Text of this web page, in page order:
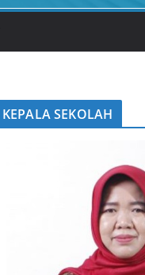
KEPALA SEKOLAH